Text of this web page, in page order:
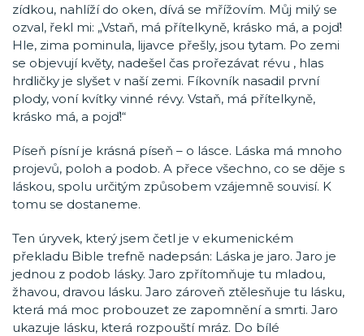
zídkou, nahlíží do oken, dívá se mřížovím. Můj milý se
ozval, řekl mi: „Vstaň, má přítelkyně, krásko má, a pojď!
Hle, zima pominula, lijavce přešly, jsou tytam. Po zemi
se objevují květy, nadešel čas prořezávat révu , hlas
hrdličky je slyšet v naší zemi. Fíkovník nasadil první
plody, voní kvítky vinné révy. Vstaň, má přítelkyně,
krásko má, a pojď!“
Píseň písní je krásná píseň – o lásce. Láska má mnoho
projevů, poloh a podob. A přece všechno, co se děje s
láskou, spolu určitým způsobem vzájemně souvisí. K
tomu se dostaneme.
Ten úryvek, který jsem četl je v ekumenickém
překladu Bible trefně nadepsán: Láska je jaro. Jaro je
jednou z podob lásky. Jaro zpřítomňuje tu mladou,
žhavou, dravou lásku. Jaro zároveň ztělesňuje tu lásku,
která má moc probouzet ze zapomnění a smrti. Jaro
ukazuje lásku, která rozpouští mráz. Do bílé